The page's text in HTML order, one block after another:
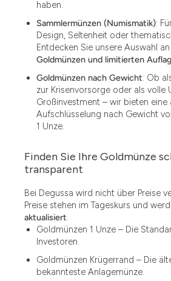
1.49
1.87
12.15
13.77
haben.
Sammlermünzen (Numismatik):
Design, Seltenheit oder
Entdecken Sie unsere Auswahl
Goldmünzen und limitierten
Goldmünzen nach Gewicht: Ob
zur Krisenvorsorge oder als volle
Großinvestment – wir bieten eine
Aufschlüsselung nach Gewicht
1 Unze.
Finden Sie Ihre Goldmünze
transparent
Bei Degussa wird nicht über Preise
Preise stehen im Tageskurs und
aktualisiert.
Goldmünzen 1 Unze – Die
Investoren.
Goldmünzen Krügerrand – Die
bekannteste Anlagemünze.